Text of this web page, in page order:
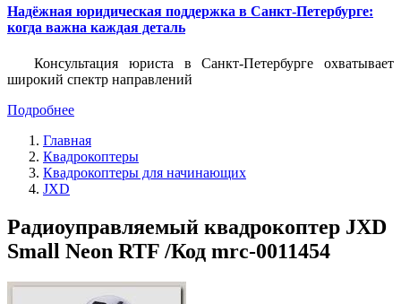
Надёжная юридическая поддержка в Санкт-Петербурге:
когда важна каждая деталь
Консультация юриста в Санкт-Петербурге охватывает
широкий спектр направлений
Подробнее
Главная
Квадрокоптеры
Квадрокоптеры для начинающих
JXD
Радиоуправляемый квадрокоптер JXD
Small Neon RTF /Код mrc-0011454